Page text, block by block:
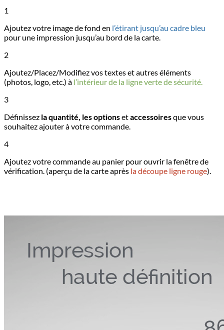
1
Ajoutez votre image de fond en l’étirant jusqu’au cadre bleu
pour une impression jusqu’au bord de la carte.
2
Ajoutez/Placez/Modifiez vos textes et autres éléments
(photos, logo, etc.) à l’intérieur de la ligne verte de sécurité.
3
Définissez la quantité, les optionsetaccessoiresque vous
souhaitez ajouter à votre commande.
4
Ajoutez votre commande au panier pour ouvrir la fenêtre de
vérification. (aperçu de la carte après la découpe ligne rouge).